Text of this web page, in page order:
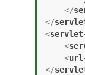
</
</
<servlet-
<
<
</